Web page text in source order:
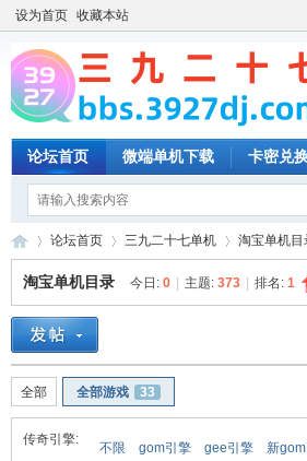
设为首页 收藏本站
论坛首页 微端单机下载 卡密兑
»
论坛首页 三九二十七单机 淘宝单机目
淘宝单机目录 今日: 0 主题: 373 排名: 1
全部 全部游戏 33
传奇引擎:
不限 gom引擎 gee引擎 新